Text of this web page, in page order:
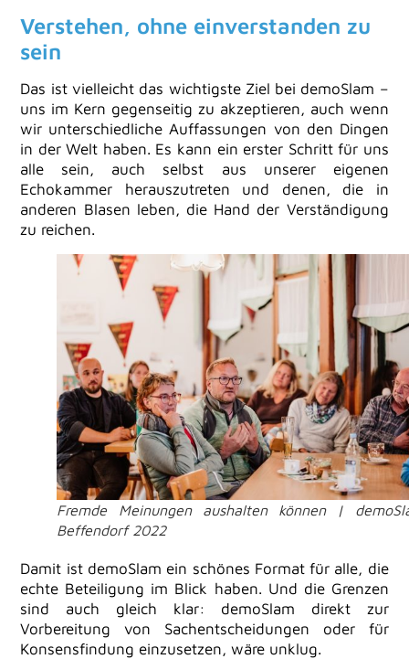
Verstehen, ohne einverstanden zu
sein
Das ist vielleicht das wichtigste Ziel bei demoSlam –
uns im Kern gegenseitig zu akzeptieren, auch wenn
wir unterschiedliche Auffassungen von den Dingen
in der Welt haben. Es kann ein erster Schritt für uns
alle sein, auch selbst aus unserer eigenen
Echokammer herauszutreten und denen, die in
anderen Blasen leben, die Hand der Verständigung
zu reichen.
Fremde Meinungen aushalten können |
Beffendorf 2022
Damit ist demoSlam ein schönes Format für alle, die
echte Beteiligung im Blick haben. Und die Grenzen
sind auch gleich klar: demoSlam direkt zur
Vorbereitung von Sachentscheidungen oder für
Konsensfindung einzusetzen, wäre unklug.